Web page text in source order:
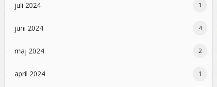
juli 2024 1
juni 2024 4
maj 2024 2
april 2024 1